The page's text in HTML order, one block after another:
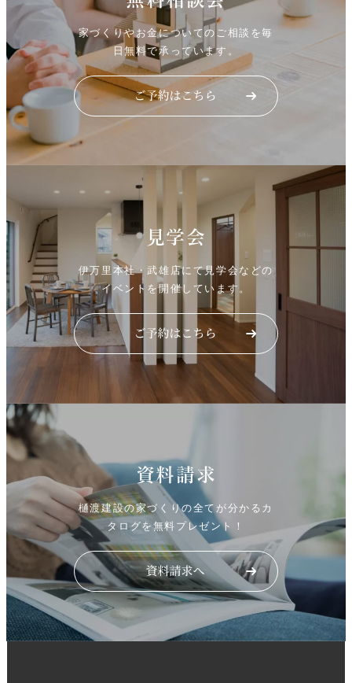
家づくりやお金についてのご相談を毎
日無料で承っています。
見学会
伊万里本社・武雄店にて見学会などの
イベントを開催しています。
資料請求
樋渡建設の家づくりの全てが分かるカ
タログを無料プレゼント！